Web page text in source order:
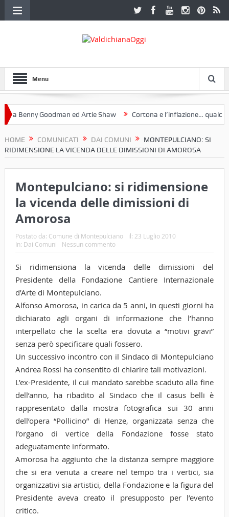
Menu
Benny Goodman ed Artie Shaw Cortona e l’inflazione… qualche
HOME COMUNICATI DAI COMUNI
MONTEPULCIANO: SI
RIDIMENSIONE LA VICENDA DELLE DIMISSIONI DI AMOROSA
Montepulciano: si ridimensione
la vicenda delle dimissioni di
Amorosa
Postato da: Comune di Montepulciano il: 23 Luglio 2010
In: Dai Comuni Nessun commento
Si ridimensiona la vicenda delle dimissioni del
Presidente della Fondazione Cantiere Internazionale
d’Arte di Montepulciano.
Alfonso Amorosa, in carica da 5 anni, in questi giorni ha
dichiarato agli organi di informazione che l’hanno
interpellato che la scelta era dovuta a “motivi gravi”
senza però specificare quali fossero.
Un successivo incontro con il Sindaco di Montepulciano
Andrea Rossi ha consentito di chiarire tali motivazioni.
L’ex-Presidente, il cui mandato sarebbe scaduto alla fine
dell’anno, ha ribadito al Sindaco che il casus belli è
rappresentato dalla mostra fotografica sui 30 anni
dell’opera “Pollicino” di Henze, organizzata senza che
l’organo di vertice della Fondazione fosse stato
adeguatamente informato.
Amorosa ha aggiunto che la distanza sempre maggiore
che si era venuta a creare nel tempo tra i vertici, sia
organizzativi sia artistici, della Fondazione e la figura del
Presidente aveva creato il presupposto per l’evento
critico.